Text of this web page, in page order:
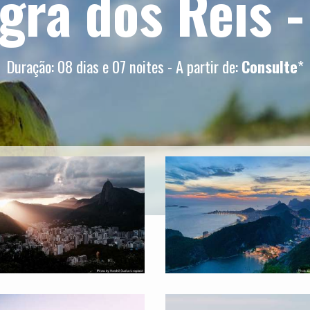
Duração: 08 dias e 07 noites - A partir de:Consulte*